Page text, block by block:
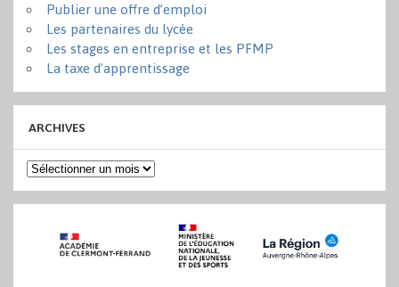
Publier une offre d’emploi
Les partenaires du lycée
Les stages en entreprise et les PFMP
La taxe d’apprentissage
ARCHIVES
Archives